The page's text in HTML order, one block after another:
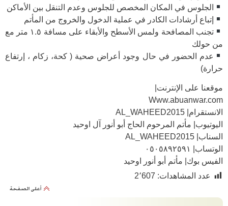
الجلوس في المكان المخصص للجلوس وعدم التنقل بين الأماكن
إتباع أرشادات الكادر في عملية الدخول والخروج من المأتم
تجنب المصافحة ولمس الأسطح والأبقاء على مسافة ١.٥ متر مع
من حولك
عدم الحضور في حال وجود أعراض صحية ( كحة، زكام ، إرتفاع
حرارة)
موقعنا على الإنترنت|
Www.abuanwar.com
الانستقرام| AL_WAHEED2015
اليوتيوب| مأتم المرحوم الحاج أبو أنور آل اوحيد
السناب| AL_WAHEED2015
الوتساب| ٠٥٠٥٨٩٢٥٩١
الفيس بوك| مأتم أبو أنور اوحيد
عدد المشاهدات: 2٬607